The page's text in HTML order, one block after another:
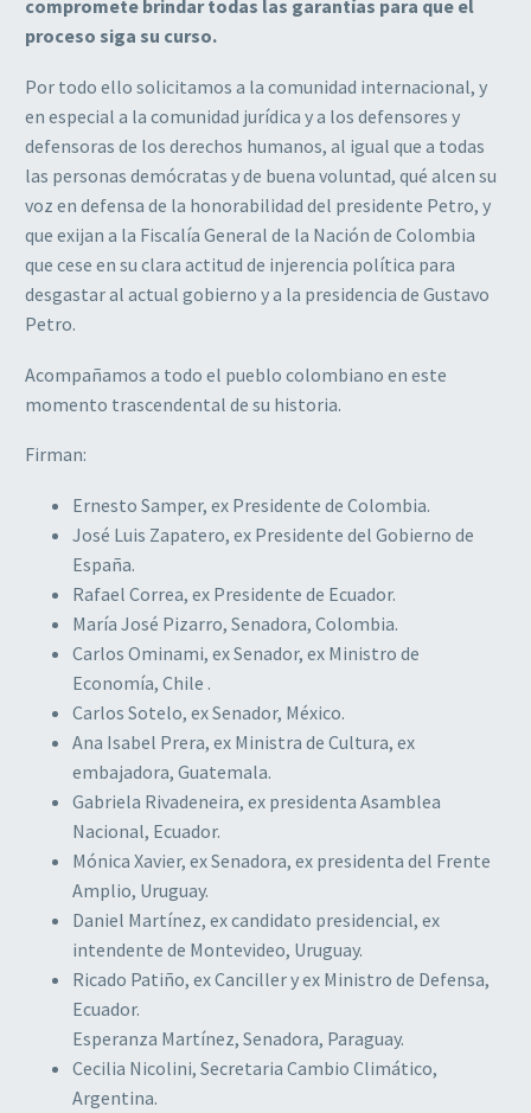
compromete brindar todas las garantías para que el
proceso siga su curso.
Por todo ello solicitamos a la comunidad internacional, y
en especial a la comunidad jurídica y a los defensores y
defensoras de los derechos humanos, al igual que a todas
las personas demócratas y de buena voluntad, qué alcen su
voz en defensa de la honorabilidad del presidente Petro, y
que exijan a la Fiscalía General de la Nación de Colombia
que cese en su clara actitud de injerencia política para
desgastar al actual gobierno y a la presidencia de Gustavo
Petro.
Acompañamos a todo el pueblo colombiano en este
momento trascendental de su historia.
Firman:
Ernesto Samper, ex Presidente de Colombia.
José Luis Zapatero, ex Presidente del Gobierno de
España.
Rafael Correa, ex Presidente de Ecuador.
María José Pizarro, Senadora, Colombia.
Carlos Ominami, ex Senador, ex Ministro de
Economía, Chile .
Carlos Sotelo, ex Senador, México.
Ana Isabel Prera, ex Ministra de Cultura, ex
embajadora, Guatemala.
Gabriela Rivadeneira, ex presidenta Asamblea
Nacional, Ecuador.
Mónica Xavier, ex Senadora, ex presidenta del Frente
Amplio, Uruguay.
Daniel Martínez, ex candidato presidencial, ex
intendente de Montevideo, Uruguay.
Ricado Patiño, ex Canciller y ex Ministro de Defensa,
Ecuador.
Esperanza Martínez, Senadora, Paraguay.
Cecilia Nicolini, Secretaria Cambio Climático,
Argentina.